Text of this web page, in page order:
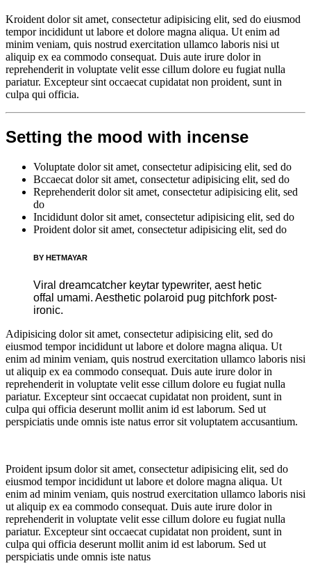
Kroident dolor sit amet, consectetur adipisicing elit, sed do eiusmod
tempor incididunt ut labore et dolore magna aliqua. Ut enim ad
minim veniam, quis nostrud exercitation ullamco laboris nisi ut
aliquip ex ea commodo consequat. Duis aute irure dolor in
reprehenderit in voluptate velit esse cillum dolore eu fugiat nulla
pariatur. Excepteur sint occaecat cupidatat non proident, sunt in
culpa qui officia.
Setting the mood with incense
Voluptate dolor sit amet, consectetur adipisicing elit, sed do
Bccaecat dolor sit amet, consectetur adipisicing elit, sed do
Reprehenderit dolor sit amet, consectetur adipisicing elit, sed
do
Incididunt dolor sit amet, consectetur adipisicing elit, sed do
Proident dolor sit amet, consectetur adipisicing elit, sed do
BY HETMAYAR
Viral dreamcatcher keytar typewriter, aest hetic
offal umami. Aesthetic polaroid pug pitchfork post-
ironic.
Adipisicing dolor sit amet, consectetur adipisicing elit, sed do
eiusmod tempor incididunt ut labore et dolore magna aliqua. Ut
enim ad minim veniam, quis nostrud exercitation ullamco laboris nisi
ut aliquip ex ea commodo consequat. Duis aute irure dolor in
reprehenderit in voluptate velit esse cillum dolore eu fugiat nulla
pariatur. Excepteur sint occaecat cupidatat non proident, sunt in
culpa qui officia deserunt mollit anim id est laborum. Sed ut
perspiciatis unde omnis iste natus error sit voluptatem accusantium.
Proident ipsum dolor sit amet, consectetur adipisicing elit, sed do
eiusmod tempor incididunt ut labore et dolore magna aliqua. Ut
enim ad minim veniam, quis nostrud exercitation ullamco laboris nisi
ut aliquip ex ea commodo consequat. Duis aute irure dolor in
reprehenderit in voluptate velit esse cillum dolore eu fugiat nulla
pariatur. Excepteur sint occaecat cupidatat non proident, sunt in
culpa qui officia deserunt mollit anim id est laborum. Sed ut
perspiciatis unde omnis iste natus